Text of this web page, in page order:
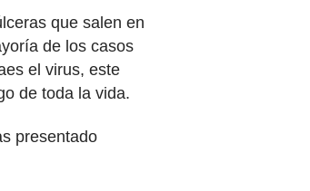
que salen en
de los casos
el virus, este
de toda la vida.
presentado